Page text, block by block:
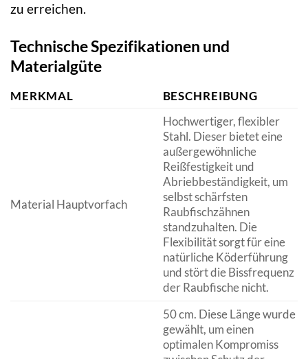
zu erreichen.
Technische Spezifikationen und
Materialgüte
MERKMAL BESCHREIBUNG
Material Hauptvorfach
Hochwertiger, flexibler
Stahl. Dieser bietet eine
außergewöhnliche
Reißfestigkeit und
Abriebbeständigkeit, um
selbst schärfsten
Raubfischzähnen
standzuhalten. Die
Flexibilität sorgt für eine
natürliche Köderführung
und stört die Bissfrequenz
der Raubfische nicht.
50 cm. Diese Länge wurde
gewählt, um einen
optimalen Kompromiss